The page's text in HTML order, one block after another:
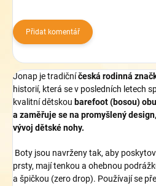
Přidat komentář
Jonap je tradičníčeská rodinná
historií, která se v posledních letech
kvalitní dětskou barefoot (bosou)
a zaměřuje se na promyšlený
vývoj dětské nohy.
Boty jsou navrženy tak, aby
prsty, mají tenkou a ohebnou
a špičkou (zero drop). Používají se